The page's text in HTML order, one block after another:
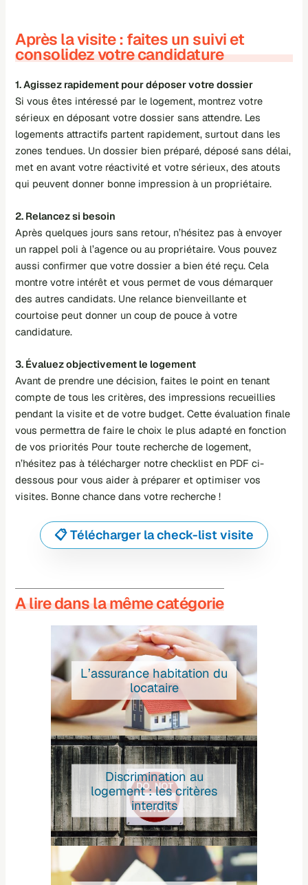
Après la visite : faites un suivi et
consolidez votre candidature
1. Agissez rapidement pour déposer votre dossier
Si vous êtes intéressé par le logement, montrez votre
sérieux en déposant votre dossier sans attendre. Les
logements attractifs partent rapidement, surtout dans les
zones tendues. Un dossier bien préparé, déposé sans délai,
met en avant votre réactivité et votre sérieux, des atouts
qui peuvent donner bonne impression à un propriétaire.
2. Relancez si besoin
Après quelques jours sans retour, n’hésitez pas à envoyer
un rappel poli à l’agence ou au propriétaire. Vous pouvez
aussi confirmer que votre dossier a bien été reçu. Cela
montre votre intérêt et vous permet de vous démarquer
des autres candidats. Une relance bienveillante et
courtoise peut donner un coup de pouce à votre
candidature.
3. Évaluez objectivement le logement
Avant de prendre une décision, faites le point en tenant
compte de tous les critères, des impressions recueillies
pendant la visite et de votre budget. Cette évaluation finale
vous permettra de faire le choix le plus adapté en fonction
de vos priorités Pour toute recherche de logement,
n’hésitez pas à télécharger notre checklist en PDF ci-
dessous pour vous aider à préparer et optimiser vos
visites. Bonne chance dans votre recherche !
📋 Télécharger la check-list visite
A lire dans la même catégorie
L’assurance habitation du
locataire
Discrimination au
logement : les critères
interdits